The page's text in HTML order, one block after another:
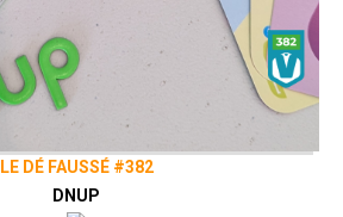
LE DÉ FAUSSÉ #382
DNUP